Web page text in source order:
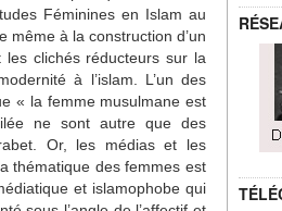
Féminines en Islam au
même à la construction d’un
clichés réducteurs sur la
à l’islam. L’un des
« la femme musulmane est
ne sont autre que des
Or, les médias et les
thématique des femmes est
et islamophobe qui